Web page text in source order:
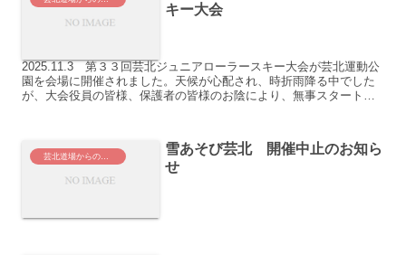
キー大会
2025.11.3 第３３回芸北ジュニアローラースキー大会が芸北運動公
園を会場に開催されました。天候が心配され、時折雨降る中でした
が、大会役員の皆様、保護者の皆様のお陰により、無事スタートす
芸北道場からのお知らせ
雪あそび芸北 開催中止のお知ら
せ